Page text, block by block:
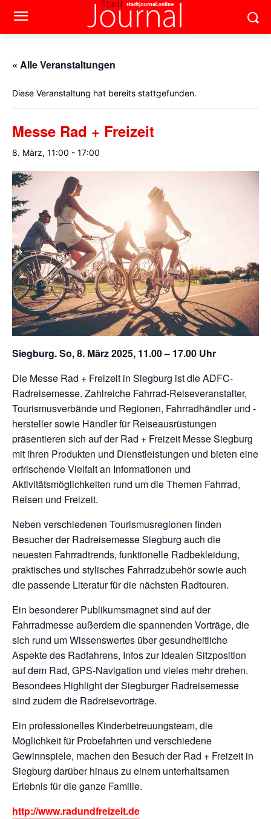
« Alle Veranstaltungen
Diese Veranstaltung hat bereits stattgefunden.
Messe Rad + Freizeit
8. März, 11:00 - 17:00
Siegburg. So, 8. März 2025, 11.00 – 17.00 Uhr
Die Messe Rad + Freizeit in Siegburg ist die ADFC-
Radreisemesse. Zahlreiche Fahrrad-Reiseveranstalter,
Tourismusverbände und Regionen, Fahrradhändler und -
hersteller sowie Händler für Reiseausrüstungen
präsentieren sich auf der Rad + Freizeit Messe Siegburg
mit ihren Produkten und Dienstleistungen und bieten eine
erfrischende Vielfalt an Informationen und
Aktivitätsmöglichkeiten rund um die Themen Fahrrad,
Reisen und Freizeit.
Neben verschiedenen Tourismusregionen finden
Besucher der Radreisemesse Siegburg auch die
neuesten Fahrradtrends, funktionelle Radbekleidung,
praktisches und stylisches Fahrradzubehör sowie auch
die passende Literatur für die nächsten Radtouren.
Ein besonderer Publikumsmagnet sind auf der
Fahrradmesse außerdem die spannenden Vorträge, die
sich rund um Wissenswertes über gesundheitliche
Aspekte des Radfahrens, Infos zur idealen Sitzposition
auf dem Rad, GPS-Navigation und vieles mehr drehen.
Besondees Highlight der Siegburger Radreisemesse
sind zudem die Radreisevorträge.
Ein professionelles Kinderbetreuungsteam, die
Möglichkeit für Probefahrten und verschiedene
Gewinnspiele, machen den Besuch der Rad + Freizeit in
Siegburg darüber hinaus zu einem unterhaltsamen
Erlebnis für die ganze Familie.
http://www.radundfreizeit.de